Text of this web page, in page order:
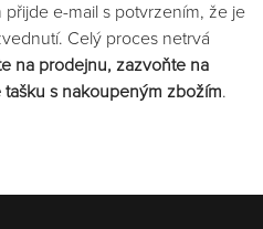
e-mail s potvrzením, že je
Celý proces netrvá
na prodejnu​, ​zazvoňte na
tašku s nakoupeným zbožím​.